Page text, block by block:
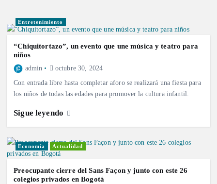
Entretenimiento
“Chiquitortazo”, un evento que une música y teatro para
niños
admin octubre 30, 2024
Con entrada libre hasta completar aforo se realizará una fiesta para
los niños de todas las edades para promover la cultura infantil.
Sigue leyendo
Economía Actualidad
Preocupante cierre del Sans Façon y junto con este 26
colegios privados en Bogotá